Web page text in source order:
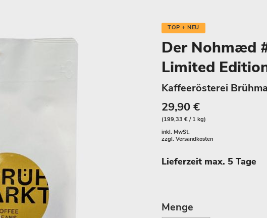
TOP + NEU
Der Nohmæd
Limited
Kaffeerösterei
29,90 €
(199,33 € / 1 kg)
inkl. MwSt.
zzgl. Versandkosten
Lieferzeit max. 5 Tage
Menge